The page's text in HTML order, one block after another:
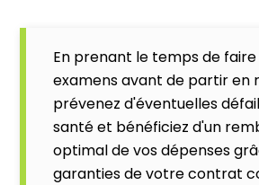
En prenant le temps de
examens avant de partir en
prévenez d'éventuelles
santé et bénéficiez d'un
optimal de vos dépenses
garanties de votre contrat